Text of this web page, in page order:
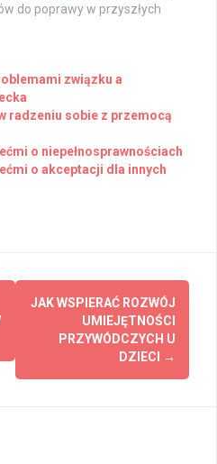
do poprawy w przyszłych
związku a
radzeniu sobie z przemocą
o niepełnosprawnościach
o akceptacji dla innych
JAK WSPIERAĆ ROZWÓJ
UMIEJĘTNOŚCI
PRZYWÓDCZYCH U
DZIECI
→